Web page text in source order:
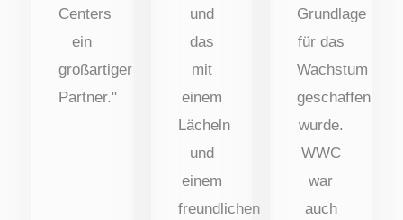
Centers
ein
großartiger
Partner."
und
das
mit
einem
Lächeln
und
einem
freundlichen
Grundlage
für das
Wachstum
geschaffen
wurde.
WWC
war
auch